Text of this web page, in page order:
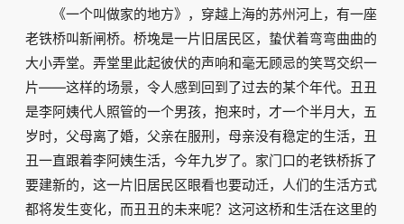
《一个叫做家的地方》，穿越上海的苏州河上，有一座
老铁桥叫新闸桥。桥堍是一片旧居民区，蛰伏着弯弯曲曲的
大小弄堂。弄堂里此起彼伏的声响和毫无顾忌的笑骂交织一
片——这样的场景，令人感到回到了过去的某个年代。丑丑
是李阿姨代人照管的一个男孩，抱来时，才一个半月大，五
岁时，父母离了婚，父亲在服刑，母亲没有稳定的生活，丑
丑一直跟着李阿姨生活，今年九岁了。家门口的老铁桥拆了
要建新的，这一片旧居民区眼看也要动迁，人们的生活方式
都将发生变化，而丑丑的未来呢？这河这桥和生活在这里的